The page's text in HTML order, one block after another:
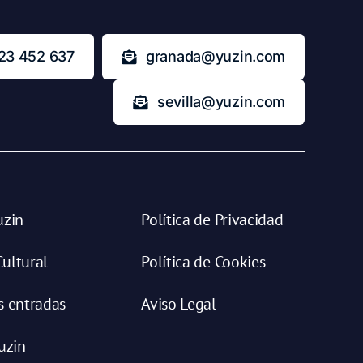
452 637 granada@yuzin.com
sevilla@yuzin.com
entradas
Política de Privacidad
Política de Cookies
Aviso Legal